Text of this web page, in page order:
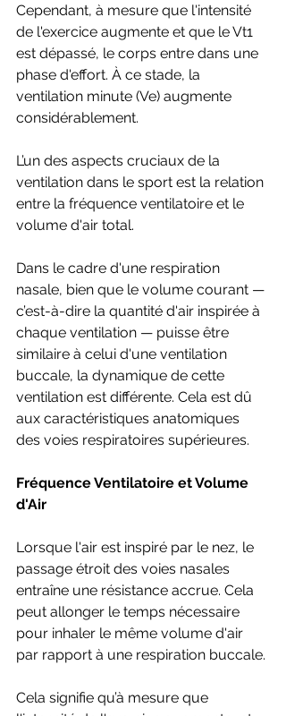
Cependant, à mesure que l'intensité
de l'exercice augmente et que le Vt1
est dépassé, le corps entre dans une
phase d'effort. À ce stade, la
ventilation minute (Ve) augmente
considérablement.
L’un des aspects cruciaux de la
ventilation dans le sport est la relation
entre la fréquence ventilatoire et le
volume d'air total.
Dans le cadre d'une respiration
nasale, bien que le volume courant —
c’est-à-dire la quantité d'air inspirée à
chaque ventilation — puisse être
similaire à celui d'une ventilation
buccale, la dynamique de cette
ventilation est différente. Cela est dû
aux caractéristiques anatomiques
des voies respiratoires supérieures.
Fréquence Ventilatoire et Volume
d'Air
Lorsque l'air est inspiré par le nez, le
passage étroit des voies nasales
entraîne une résistance accrue. Cela
peut allonger le temps nécessaire
pour inhaler le même volume d'air
par rapport à une respiration buccale.
Cela signifie qu’à mesure que